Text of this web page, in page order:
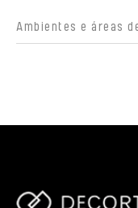
Ambientes e áreas